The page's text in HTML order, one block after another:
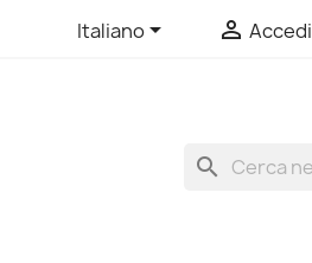
Italiano  Accedi
search